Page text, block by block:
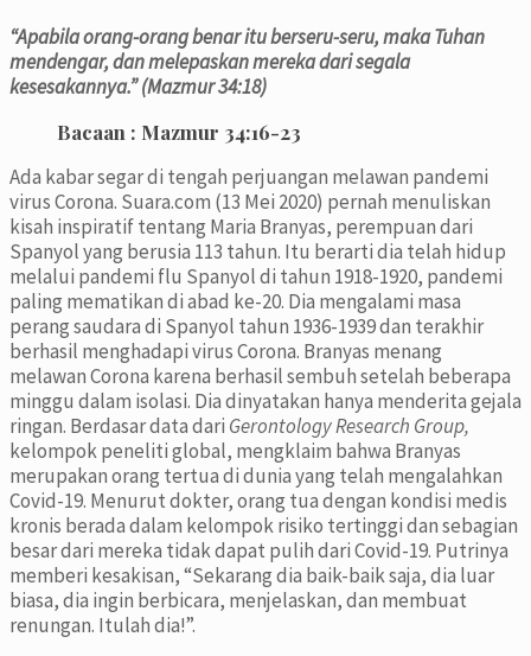
“Apabila orang-orang benar itu berseru-seru, maka Tuhan
mendengar, dan melepaskan mereka dari segala
kesesakannya.”(Mazmur 34:18)
Bacaan : Mazmur 34:16-23
Ada kabar segar di tengah perjuangan melawan pandemi
virus Corona. Suara.com (13 Mei 2020) pernah menuliskan
kisah inspiratif tentang Maria Branyas, perempuan dari
Spanyol yang berusia 113 tahun. Itu berarti dia telah hidup
melalui pandemi flu Spanyol di tahun 1918-1920, pandemi
paling mematikan di abad ke-20. Dia mengalami masa
perang saudara di Spanyol tahun 1936-1939 dan terakhir
berhasil menghadapi virus Corona. Branyas menang
melawan Corona karena berhasil sembuh setelah beberapa
minggu dalam isolasi. Dia dinyatakan hanya menderita gejala
ringan. Berdasar data dari Gerontology Research Group,
kelompok peneliti global, mengklaim bahwa Branyas
merupakan orang tertua di dunia yang telah mengalahkan
Covid-19. Menurut dokter, orang tua dengan kondisi medis
kronis berada dalam kelompok risiko tertinggi dan sebagian
besar dari mereka tidak dapat pulih dari Covid-19. Putrinya
memberi kesakisan, “Sekarang dia baik-baik saja, dia luar
biasa, dia ingin berbicara, menjelaskan, dan membuat
renungan. Itulah dia!”.